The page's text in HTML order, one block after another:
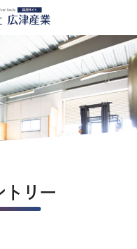
トリー